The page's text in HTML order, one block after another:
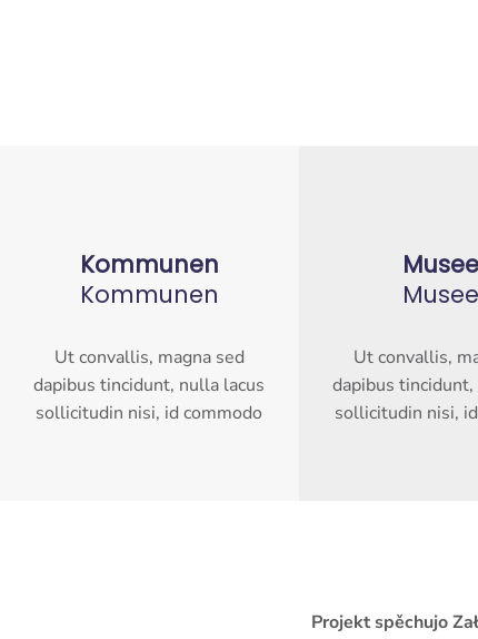
Kommunen
Kommunen
Ut convallis, magna sed
dapibus tincidunt, nulla lacus
sollicitudin nisi, id commodo
Ut convallis,
dapibus
sollicitudin nisi,
Projekt spěchujo